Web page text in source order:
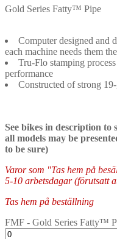
Gold Series Fatty™ Pipe
Computer designed and
each machine needs them
Tru-Flo stamping
performance
Constructed of strong
See bikes in description
all models may be
to be sure)
Varor som "Tas hem på
5-10 arbetsdagar (förutsatt
Tas hem på beställning
FMF - Gold Series Fatty™